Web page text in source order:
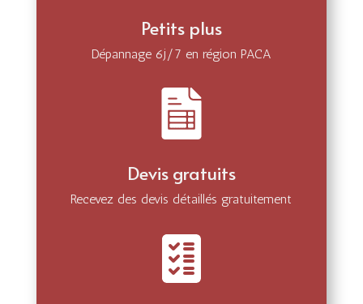
Petits plus
Dépannage 6j/7 en région PACA
Devis gratuits
Recevez des devis détaillés gratuitement